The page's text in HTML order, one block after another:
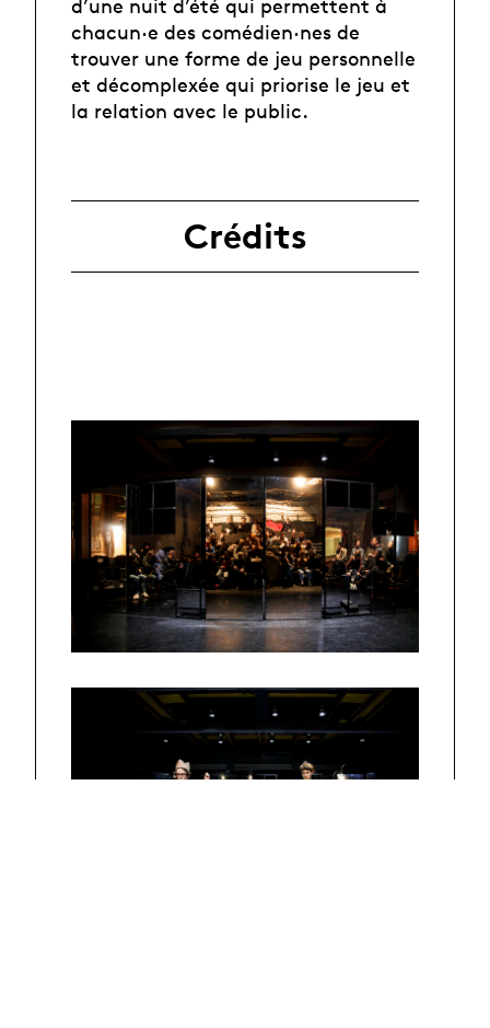
d’une nuit d’été qui permettent à
chacun·e des comédien·nes de
trouver une forme de jeu personnelle
et décomplexée qui priorise le jeu et
la relation avec le public.
Crédits